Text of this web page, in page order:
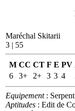
Maréchal Skitarii
3 | 55
M CC CT F E PV
6
3+ 2+ 3 3 4
Equipement:
Aptitudes : Edit de